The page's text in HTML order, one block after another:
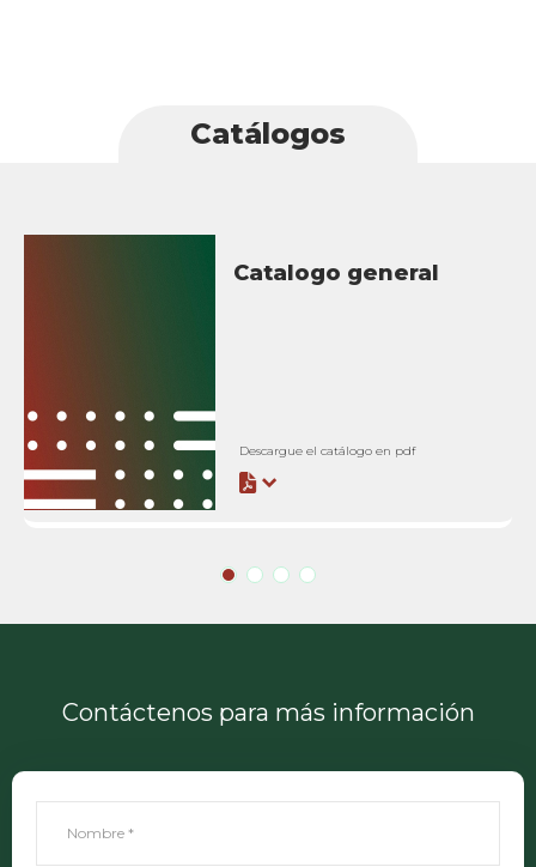
Catálogos
Catalogo general
Descargue el catálogo en pdf
Contáctenos para más información